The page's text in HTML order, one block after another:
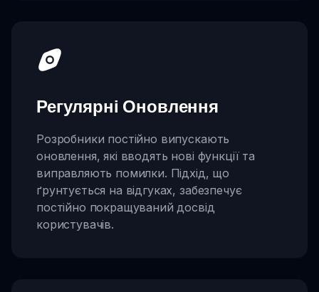
Регулярні Оновлення
Розробники постійно випускають
оновлення, які вводять нові функції та
виправляють помилки. Підхід, що
ґрунтується на відгуках, забезпечує
постійно покращуваний досвід
користувачів.